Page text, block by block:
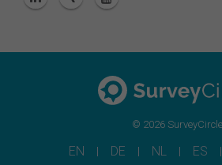
© 2026 SurveyCircle
EN DE NL ES